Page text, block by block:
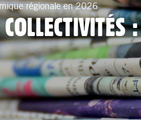
régionale en 2026